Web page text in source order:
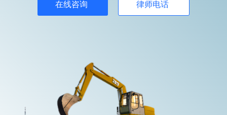
在线咨询 律师电话